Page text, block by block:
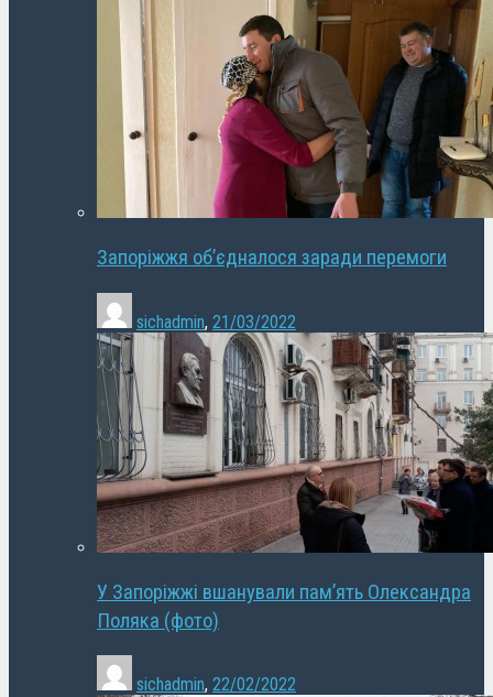
Запоріжжя об’єдналося заради перемоги
sichadmin, 21/03/2022
У Запоріжжі вшанували пам’ять Олександра
Поляка (фото)
sichadmin, 22/02/2022